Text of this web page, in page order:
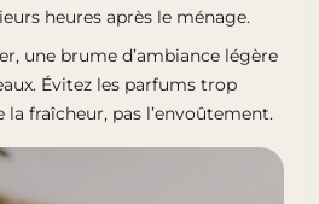
heures après le ménage.
une brume d’ambiance légère
Évitez les parfums trop
la fraîcheur, pas l’envoûtement.